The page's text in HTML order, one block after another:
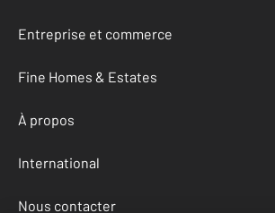
Entreprise et commerce
Fine Homes & Estates
À propos
International
Nous contacter